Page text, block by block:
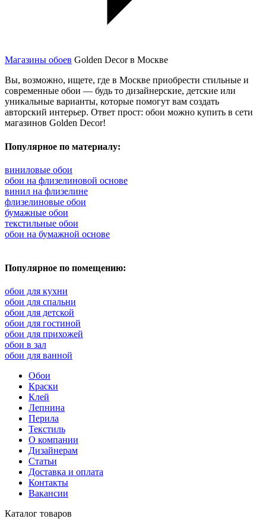
Магазины обоев Golden Decor в Москве
Вы, возможно, ищете, где в Москве приобрести стильные и
современные обои — будь то дизайнерские, детские или
уникальные варианты, которые помогут вам создать
авторский интерьер. Ответ прост: обои можно купить в сети
магазинов Golden Decor!
Популярное по материалу:
виниловые обои
обои на флизелиновой основе
винил на флизелине
флизелиновые обои
бумажные обои
текстильные обои
обои на бумажной основе
Популярное по помещению:
обои для кухни
обои для спальни
обои для детской
обои для гостиной
обои для прихожей
обои в зал
обои для ванной
Обои
Краски
Клей
Лепнина
Перила
Текстиль
О компании
Дизайнерам
Статьи
Доставка и оплата
Контакты
Вакансии
Каталог товаров